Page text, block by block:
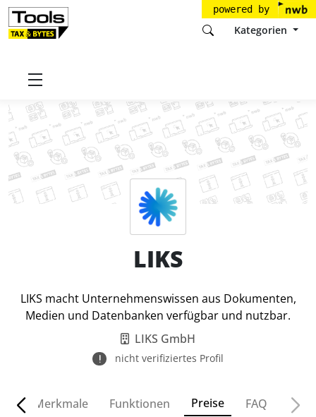
powered by
Kategorien
Startseite
LIKS
LIKS macht Unternehmenswissen aus Dokumenten,
Medien und Datenbanken verfügbar und nutzbar.
LIKS GmbH
nicht verifiziertes Profil
Merkmale Funktionen Preise FAQ